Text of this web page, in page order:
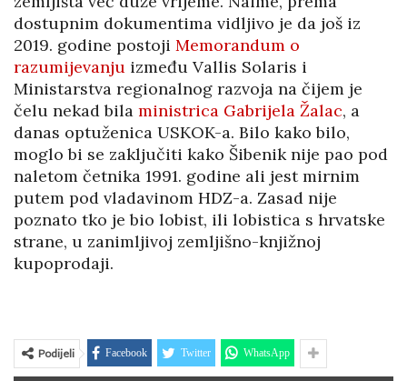
dostupnim dokumentima vidljivo je da još iz
2019. godine postoji Memorandum o
razumijevanju između Vallis Solaris i
Ministarstva regionalnog razvoja na čijem je
čelu nekad bila ministrica Gabrijela Žalac, a
danas optuženica USKOK-a. Bilo kako bilo,
moglo bi se zaključiti kako Šibenik nije pao pod
naletom četnika 1991. godine ali jest mirnim
putem pod vladavinom HDZ-a. Zasad nije
poznato tko je bio lobist, ili lobistica s hrvatske
strane, u zanimljivoj zemljišno-knjižnoj
kupoprodaji.
Podijeli Facebook Twitter WhatsApp